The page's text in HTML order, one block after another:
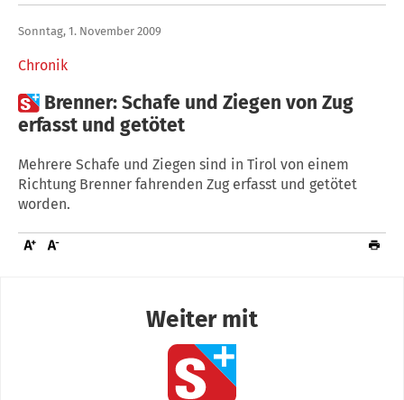
Chronik
Sonntag, 1. November 2009
 Brenner: Schafe und Ziegen von Zug
erfasst und getötet
Mehrere Schafe und Ziegen sind in Tirol von einem
Richtung Brenner fahrenden Zug erfasst und getötet
worden.